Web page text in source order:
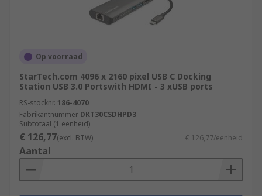
Op voorraad
StarTech.com 4096 x 2160 pixel USB C Docking
Station USB 3.0 Portswith HDMI - 3 xUSB ports
RS-stocknr. 186-4070
Fabrikantnummer DKT30CSDHPD3
Subtotaal (1 eenheid)
€ 126,77(excl. BTW) € 126,77/eenheid
Aantal